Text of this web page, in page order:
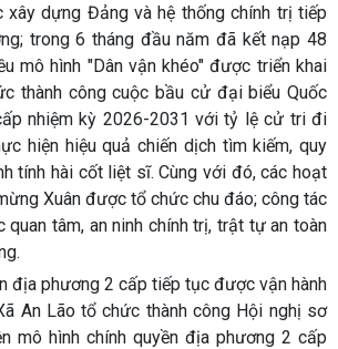
xây dựng Đảng và hệ thống chính trị tiếp
trong 6 tháng đầu năm đã kết nạp 48
mô hình "Dân vận khéo" được triển khai
thành công cuộc bầu cử đại biểu Quốc
nhiệm kỳ 2026-2031 với tỷ lệ cử tri đi
hiện hiệu quả chiến dịch tìm kiếm, quy
tính hài cốt liệt sĩ. Cùng với đó, các hoạt
Xuân được tổ chức chu đáo; công tác
tâm, an ninh chính trị, trật tự an toàn
địa phương 2 cấp tiếp tục được vận hành
An Lão tổ chức thành công Hội nghị sơ
mô hình chính quyền địa phương 2 cấp